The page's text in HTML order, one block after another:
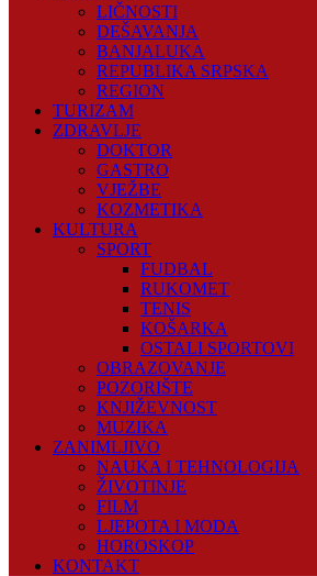
LIČNOSTI
DEŠAVANJA
BANJALUKA
REPUBLIKA SRPSKA
REGION
TURIZAM
ZDRAVLJE
DOKTOR
GASTRO
VJEŽBE
KOZMETIKA
KULTURA
SPORT
FUDBAL
RUKOMET
TENIS
KOŠARKA
OSTALI SPORTOVI
OBRAZOVANJE
POZORIŠTE
KNJIŽEVNOST
MUZIKA
ZANIMLJIVO
NAUKA I TEHNOLOGIJA
ŽIVOTINJE
FILM
LJEPOTA I MODA
HOROSKOP
KONTAKT